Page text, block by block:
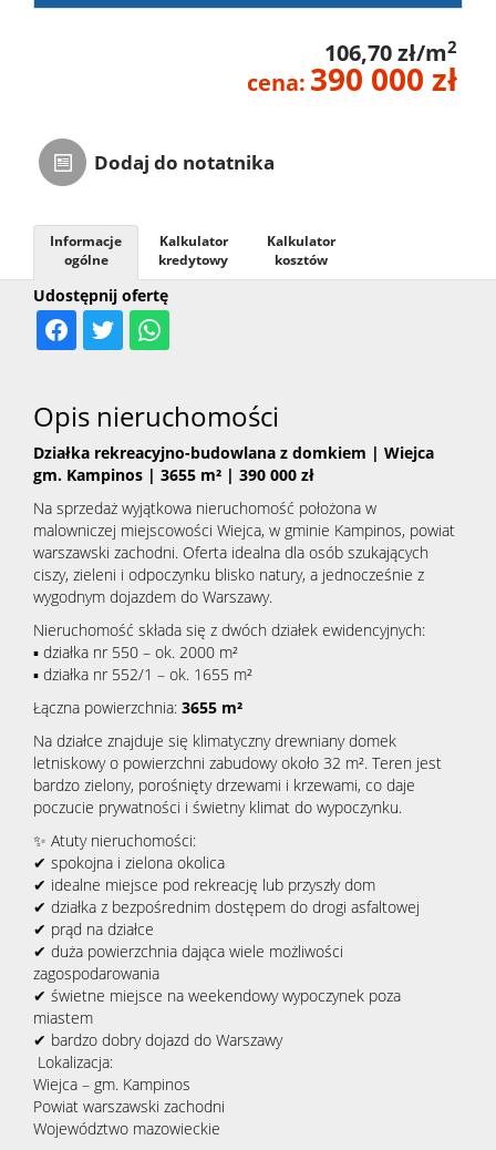
106,70 zł/m2
cena: 390 000 zł
Dodaj do notatnika
Udostępnij ofertę
Informacje
ogólne
Kalkulator
kredytowy
Kalkulator
kosztów
Opis nieruchomości
Działka rekreacyjno-budowlana z domkiem | Wiejca
gm. Kampinos | 3655 m² | 390 000 zł
Na sprzedaż wyjątkowa nieruchomość położona w
malowniczej miejscowości Wiejca, w gminie Kampinos, powiat
warszawski zachodni. Oferta idealna dla osób szukających
ciszy, zieleni i odpoczynku blisko natury, a jednocześnie z
wygodnym dojazdem do Warszawy.
Nieruchomość składa się z dwóch działek ewidencyjnych:
▪ działka nr 550 – ok. 2000 m²
▪ działka nr 552/1 – ok. 1655 m²
Łączna powierzchnia: 3655 m²
Na działce znajduje się klimatyczny drewniany domek
letniskowy o powierzchni zabudowy około 32 m². Teren jest
bardzo zielony, porośnięty drzewami i krzewami, co daje
poczucie prywatności i świetny klimat do wypoczynku.
✨ Atuty nieruchomości:
✔ spokojna i zielona okolica
✔ idealne miejsce pod rekreację lub przyszły dom
✔ działka z bezpośrednim dostępem do drogi asfaltowej
✔ prąd na działce
✔ duża powierzchnia dająca wiele możliwości
zagospodarowania
✔ świetne miejsce na weekendowy wypoczynek poza
miastem
✔ bardzo dobry dojazd do Warszawy
Lokalizacja:
Wiejca – gm. Kampinos
Powiat warszawski zachodni
Województwo mazowieckie